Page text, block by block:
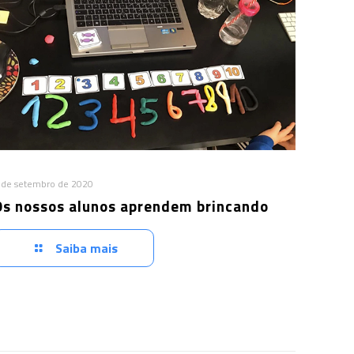
setembro de 2020
nossos alunos aprendem brincando
Saiba mais